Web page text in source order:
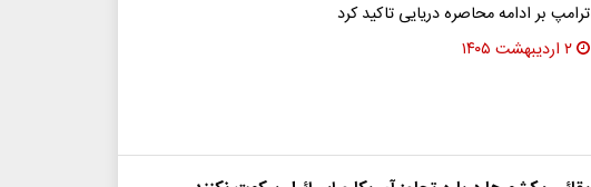
ترامپ بر ادامه محاصره دریایی تاکید کرد
۲ اردیبهشت ۱۴۰۵